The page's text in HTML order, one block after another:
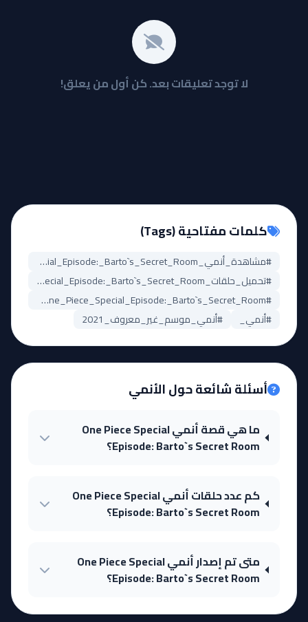
لا توجد تعليقات بعد. كن أول من يعلق!
كلمات مفتاحية (Tags)
#مشاهدة_أنمي_One_Piece_Special_Episode:_Barto`s_Secret_Room
#تحميل_حلقات_One_Piece_Special_Episode:_Barto`s_Secret_Room
#One_Piece_Special_Episode:_Barto`s_Secret_Room_مترجم
#أنمي_
#أنمي_موسم_غير_معروف_2021
أسئلة شائعة حول الأنمي
ما هي قصة أنمي One Piece Special
Episode: Barto`s Secret Room؟
كم عدد حلقات أنمي One Piece Special
Episode: Barto`s Secret Room؟
متى تم إصدار أنمي One Piece Special
Episode: Barto`s Secret Room؟